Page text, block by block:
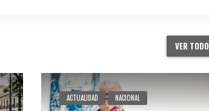
VER TODO
ACTUALIDAD NACIONAL